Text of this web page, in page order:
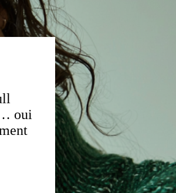
MODE
Quelle première montre de luxe
offrir ?
LIRE L'ARTICLE